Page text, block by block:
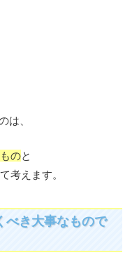
は、
のと
考えます。
べき大事なもので